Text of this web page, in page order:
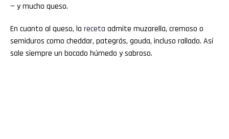
— y mucho queso.
En cuanto al queso, la receta admite muzarella, cremoso o
semiduros como cheddar, pategrás, gouda, incluso rallado. Así
sale siempre un bocado húmedo y sabroso.